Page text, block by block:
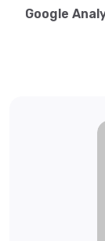
Google